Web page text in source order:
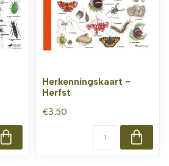
Herkenningskaart -
Herfst
€3,50